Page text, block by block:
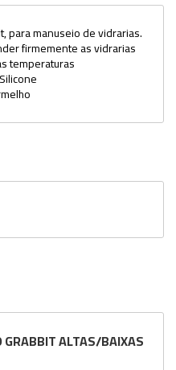
para manuseio de vidrarias.
firmemente as vidrarias
temperaturas
GRABBIT ALTAS/BAIXAS